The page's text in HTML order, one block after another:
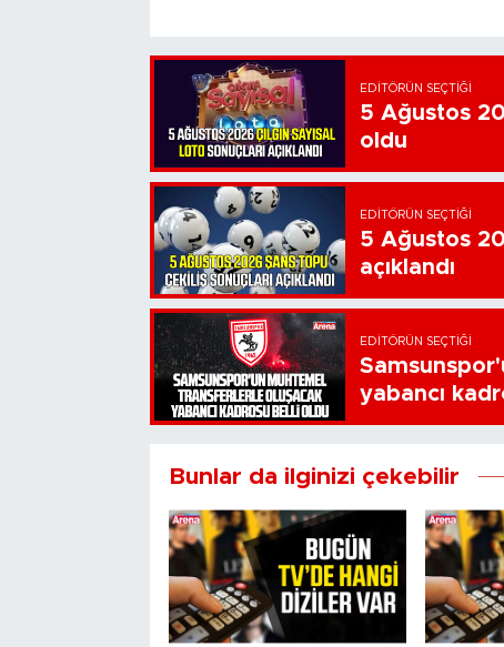
EDITÖRÜN SEÇTIĞI
5 Ağustos
oldu
EDITÖRÜN SEÇTIĞI
5 Ağustos
açıklandı
EDITÖRÜN SEÇTIĞI
yabancı
Bunlar da ilginizi çekebilir